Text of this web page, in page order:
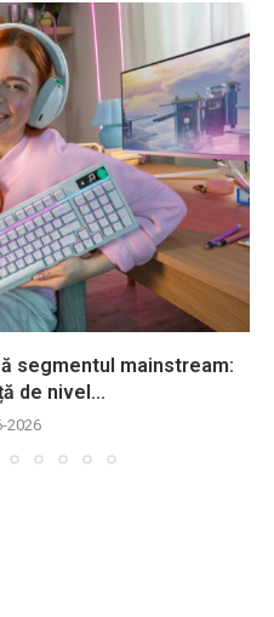
segmentul mainstream:
de nivel...
2026